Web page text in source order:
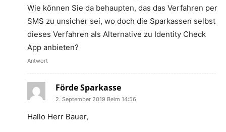
Wie können Sie da behaupten, das das Verfahren per
SMS zu unsicher sei, wo doch die Sparkassen selbst
dieses Verfahren als Alternative zu Identity Check
App anbieten?
Antwort
Förde Sparkasse
2. September 2019 Beim 14:56
Hallo Herr Bauer,